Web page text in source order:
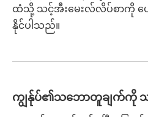
ထံသို့ သင့်အီးမေးလ်လိပ်စာကို ပေ
နိုင်ပါသည်။
ကျွန်ုပ်၏သဘောတူချက်ကို